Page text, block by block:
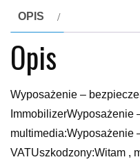
OPIS
Opis
Wyposażenie –
ImmobilizerWyposażenie
multimedia:Wyposażenie
VATUszkodzony:Witam ,